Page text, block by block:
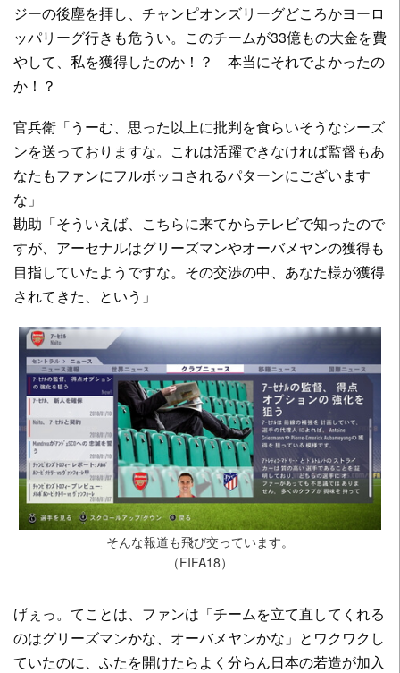
ジーの後塵を拝し、チャンピオンズリーグどころかヨーロ
ッパリーグ行きも危うい。このチームが33億もの大金を費
やして、私を獲得したのか！？ 本当にそれでよかったの
か！？
官兵衛「うーむ、思った以上に批判を食らいそうなシーズ
ンを送っておりますな。これは活躍できなければ監督もあ
なたもファンにフルボッコされるパターンにございます
な」
勘助「そういえば、こちらに来てからテレビで知ったので
すが、アーセナルはグリーズマンやオーバメヤンの獲得も
目指していたようですな。その交渉の中、あなた様が獲得
されてきた、という」
そんな報道も飛び交っています。
（FIFA18）
げぇっ。てことは、ファンは「チームを立て直してくれる
のはグリーズマンかな、オーバメヤンかな」とワクワクし
ていたのに、ふたを開けたらよく分らん日本の若造が加入